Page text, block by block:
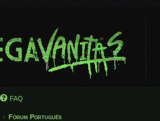
FAQ
Fórum Português